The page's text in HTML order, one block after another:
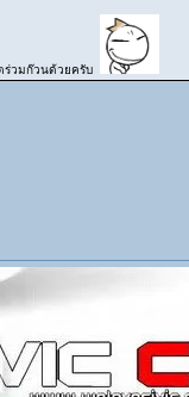
วมก๊วนด้วยครับ